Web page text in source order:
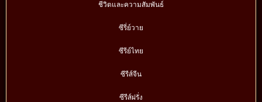
ชีวิตและความสัมพันธ์
ซีรี่ย์วาย
ซีรีย์ไทย
ซีรีส์จีน
ซีรีส์ฝรั่ง